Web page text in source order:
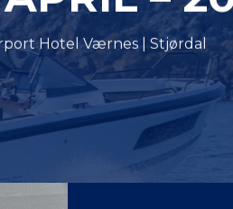
Hotel Værnes | Stjørdal